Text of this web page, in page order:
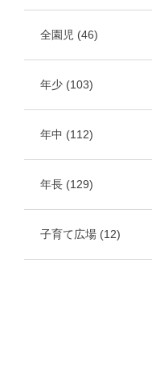
全園児 (46)
年少 (103)
年中 (112)
年長 (129)
子育て広場 (12)